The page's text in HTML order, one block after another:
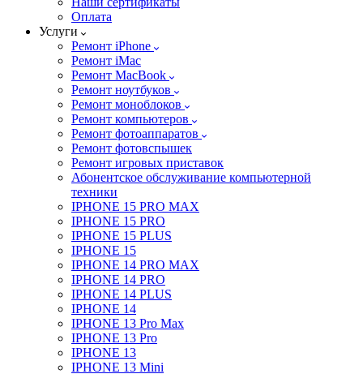
Оплата
Услуги
Ремонт iPhone
Ремонт iMac
Ремонт MacBook
Ремонт ноутбуков
Ремонт моноблоков
Ремонт компьютеров
Ремонт фотоаппаратов
Ремонт фотовспышек
Ремонт игровых приставок
Абонентское обслуживание компьютерной
техники
IPHONE 15 PRO MAX
IPHONE 15 PRO
IPHONE 15 PLUS
IPHONE 15
IPHONE 14 PRO MAX
IPHONE 14 PRO
IPHONE 14 PLUS
IPHONE 14
IPHONE 13 Pro Max
IPHONE 13 Pro
IPHONE 13
IPHONE 13 Mini